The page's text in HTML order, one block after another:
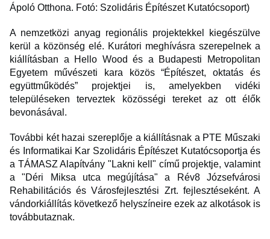
Ápoló Otthona. Fotó: Szolidáris Építészet Kutatócsoport)
A nemzetközi anyag regionális projektekkel kiegészülve
kerül a közönség elé. Kurátori meghívásra szerepelnek a
kiállításban a Hello Wood és a Budapesti Metropolitan
Egyetem művészeti kara közös “Építészet, oktatás és
együttműködés” projektjei is, amelyekben vidéki
településeken terveztek közösségi tereket az ott élők
bevonásával.
További két hazai szereplője a kiállításnak a PTE Műszaki
és Informatikai Kar Szolidáris Építészet Kutatócsoportja és
a TÁMASZ Alapítvány "Lakni kell" című projektje, valamint
a "Déri Miksa utca megújítása" a Rév8 Józsefvárosi
Rehabilitációs és Városfejlesztési Zrt. fejlesztéseként. A
vándorkiállítás következő helyszíneire ezek az alkotások is
továbbutaznak.